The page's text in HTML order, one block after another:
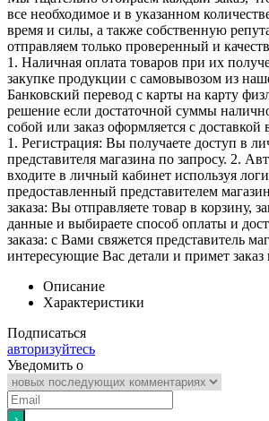
все необходимое и в указанном
время и силы, а также собственную
отправляем только проверенный и
1. Наличная оплата товаров при их
закупке продукции с самовывозом из
Банковский перевод с карты на карту
решение если достаточной суммы
собой или заказ оформляется с доставкой
1. Регистрация: Вы получаете доступ в
представителя магазина по запросу. 2.
входите в личный кабинет используя
предоставленный представителем
заказа: Вы отправляете товар в корзину,
данные и выбираете способ оплаты и
заказа: с Вами свяжется представитель
интересующие Вас детали и примет заказ
Описание
Характеристики
Подписаться
авторизуйтесь
Уведомить о